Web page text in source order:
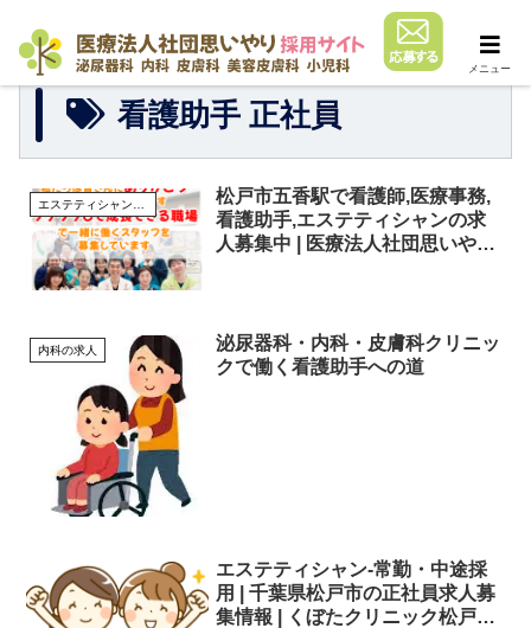
看護助手 正社員
松戸市五香駅で看護師,医療事務,
看護助手,エステティシャンの求
人募集中 | 医療法人社団思いやり
内科の求人
泌尿器科・内科・皮膚科クリニッ
クで働く看護助手への道
エステティシャン-常勤・中途採
用 | 千葉県松戸市の正社員求人募
集情報 | くぼたクリニック松戸五
メニュー